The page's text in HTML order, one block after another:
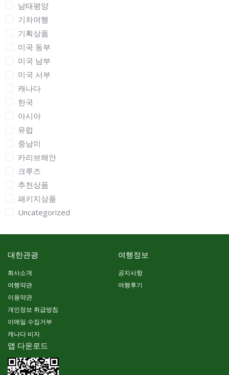
남태평양
기차여행
기획상품
미국 동부
미국 남부
미국 서부
캐나다
한국
아시아
유럽
중남미
카리브해안
크루즈
추천상품
패키지상품
Uncategorized
대한관광
회사소개
여행약관
이용약관
개인정보 취급방침
이메일 수집거부
캐나다 비자
여행정보
공지사항
여행후기
앱 다운로드